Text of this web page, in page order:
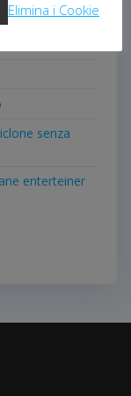
inedito
senza
enterteiner
Elimina i Cookie